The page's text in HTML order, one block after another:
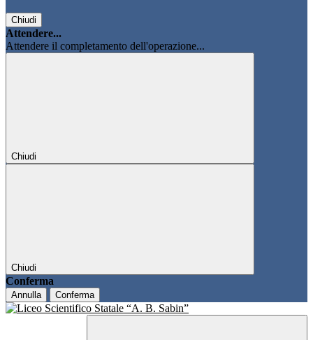
Chiudi
Attendere...
Attendere il completamento dell'operazione...
Chiudi
Chiudi
Conferma
Annulla Conferma